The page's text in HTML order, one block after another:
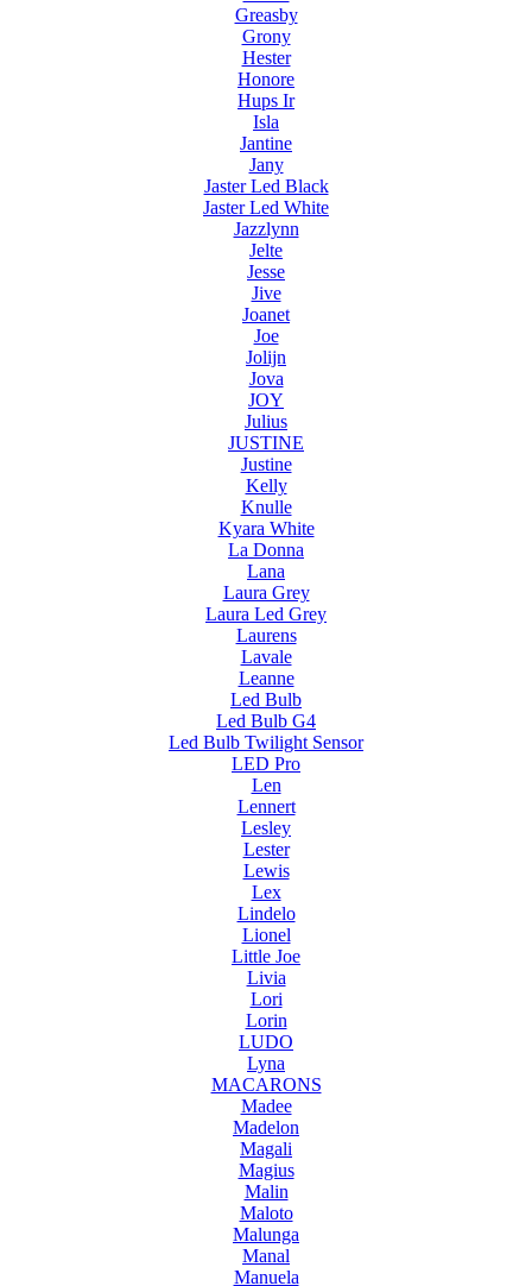
Greasby
Grony
Hester
Honore
Hups Ir
Isla
Jantine
Jany
Jaster Led Black
Jaster Led White
Jazzlynn
Jelte
Jesse
Jive
Joanet
Joe
Jolijn
Jova
JOY
Julius
JUSTINE
Justine
Kelly
Knulle
Kyara White
La Donna
Lana
Laura Grey
Laura Led Grey
Laurens
Lavale
Leanne
Led Bulb
Led Bulb G4
Led Bulb Twilight Sensor
LED Pro
Len
Lennert
Lesley
Lester
Lewis
Lex
Lindelo
Lionel
Little Joe
Livia
Lori
Lorin
LUDO
Lyna
MACARONS
Madee
Madelon
Magali
Magius
Malin
Maloto
Malunga
Manal
Manuela